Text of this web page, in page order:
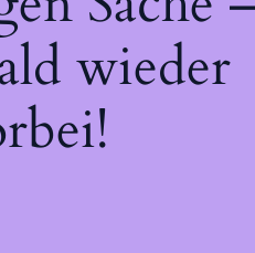
wieder